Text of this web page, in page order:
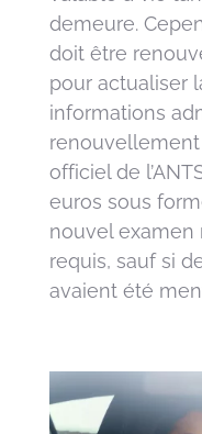
demeure.
doit être
pour actualiser
informations
officiel de
euros sous
nouvel examen
requis, sauf si
avaient été